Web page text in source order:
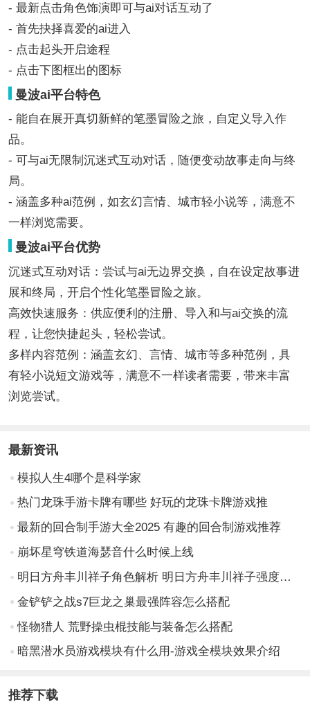
- 最新点击角色饰演即可与ai对话互动了
- 首先抉择喜爱的ai进入
- 点击起头开启途程
- 点击下图框出的图标
曼波ai平台特色
- 能自在展开真切新鲜的笔墨冒险之旅，自定义导入作
品。
- 可与ai无限制沉迷式互动对话，随便变动故事走向与终
局。
- 涵盖多种ai范例，如玄幻言情、城市轻小说等，满意不
一样浏览需要。
曼波ai平台优势
沉迷式互动对话：尝试与ai无边界交换，自在设定故事进
展和终局，开启个性化笔墨冒险之旅。
高效快速服务：供应便利的注册、导入和与ai交换的流
程，让您快捷起头，轻松尝试。
多样内容范例：涵盖玄幻、言情、城市等多种范例，具
有轻小说短文游戏等，满意不一样读者需要，带来丰富
浏览尝试。
最新资讯
模拟人生4哪个是科学家
热门龙珠手游卡牌有哪些 好玩的龙珠卡牌游戏推
最新的回合制手游大全2025 有趣的回合制游戏推荐
崩坏星穹铁道海瑟音什么时候上线
明日方舟丰川祥子角色解析 明日方舟丰川祥子强度与玩法全面介绍
金铲铲之战s7巨龙之巢最强阵容怎么搭配
怪物猎人 荒野操虫棍技能与装备怎么搭配
暗黑潜水员游戏模块有什么用-游戏全模块效果介绍
推荐下载